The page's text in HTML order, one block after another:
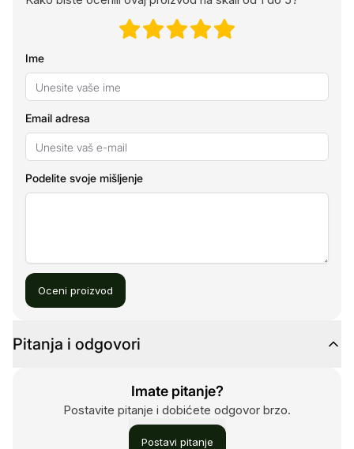
Ime
Email adresa
Podelite svoje mišljenje
Oceni proizvod
Pitanja i odgovori
Imate pitanje?
Postavite pitanje i dobićete odgovor brzo.
Postavi pitanje